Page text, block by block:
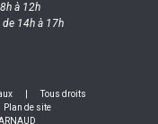
à 12h
14h à 17h
Tous droits
Plan de site